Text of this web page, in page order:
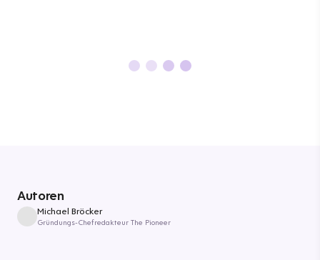
Autoren
Michael Bröcker
Gründungs-Chefredakteur The Pioneer